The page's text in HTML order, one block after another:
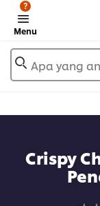
Menu
?
Apa yang
Crispy